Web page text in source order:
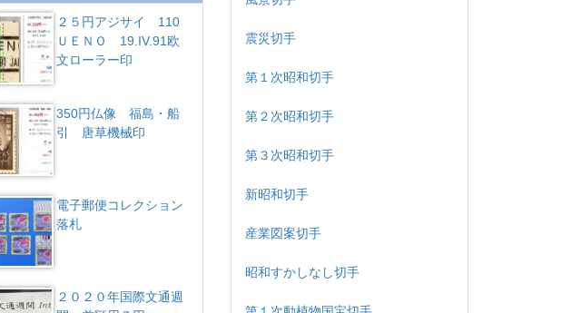
２５円アジサイ 110
ＵＥＮＯ 19.IV.91欧
文ローラー印
350円仏像 福島・船
引 唐草機械印
電子郵便コレクション
落札
２０２０年国際文通週
震災切手
第１次昭和切手
第２次昭和切手
第３次昭和切手
新昭和切手
産業図案切手
昭和すかしなし切手